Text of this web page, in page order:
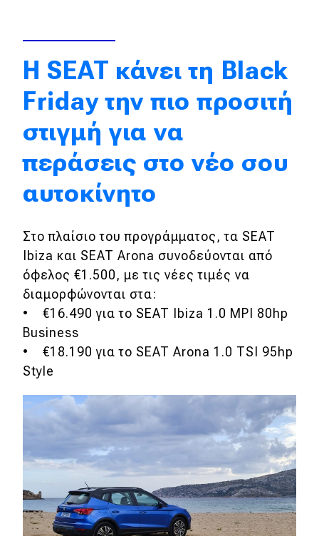
Τεχνολογία
Ασφάλεια
Αγορά
Απόψεις
Test Drive
Αποστολή
Συγκρίνουμε
Αγώνες
Formula 1
WRC
Motorsport
Eco
Νέα
Τεχνολογία
Η SEAT κάνει τη Black
Friday την πιο προσιτή
στιγμή για να
περάσεις στο νέο σου
αυτοκίνητο
Στο πλαίσιο του προγράμματος, τα SEAT
Ibiza και SEAT Arona συνοδεύονται από
όφελος €1.500, με τις νέες τιμές να
διαμορφώνονται στα:
• €16.490 για το SEAT Ibiza 1.0 MPI 80hp
Business
• €18.190 για το SEAT Arona 1.0 TSI 95hp
Style